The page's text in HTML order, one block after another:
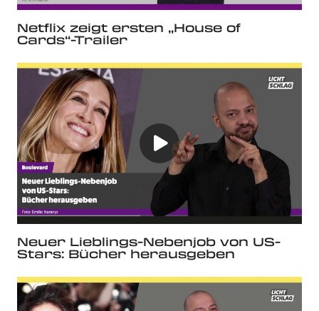
Netflix zeigt ersten „House of
Cards“-Trailer
Neuer Lieblings-Nebenjob von US-
Stars: Bücher herausgeben